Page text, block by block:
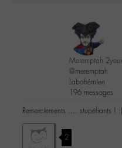
Meremptah
@meremptah
Labohémien
196 messages
Remerciements …. stupéfiants !
2